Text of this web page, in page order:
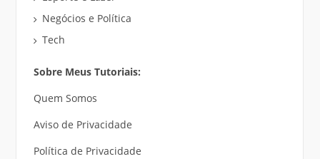
Negócios e Política
Tech
Sobre Meus Tutoriais:
Quem Somos
Aviso de Privacidade
Política de Privacidade